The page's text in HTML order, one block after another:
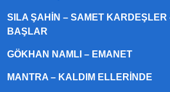
SILA ŞAHIN – SAMET KARDEŞLER
BAŞLAR
GÖKHAN NAMLI – EMANET
MANTRA – KALDIM ELLERINDE